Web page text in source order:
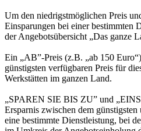
Um den niedrigstmöglichen Preis
Einsparungen bei einer bestimmten
der Angebotsübersicht „Das ganze
Ein „AB”-Preis (z.B. „ab 150
günstigsten verfügbaren Preis für
Werkstätten im ganzen Land.
„SPAREN SIE BIS ZU” und
Ersparnis zwischen dem
eine bestimmte Dienstleistung, bei